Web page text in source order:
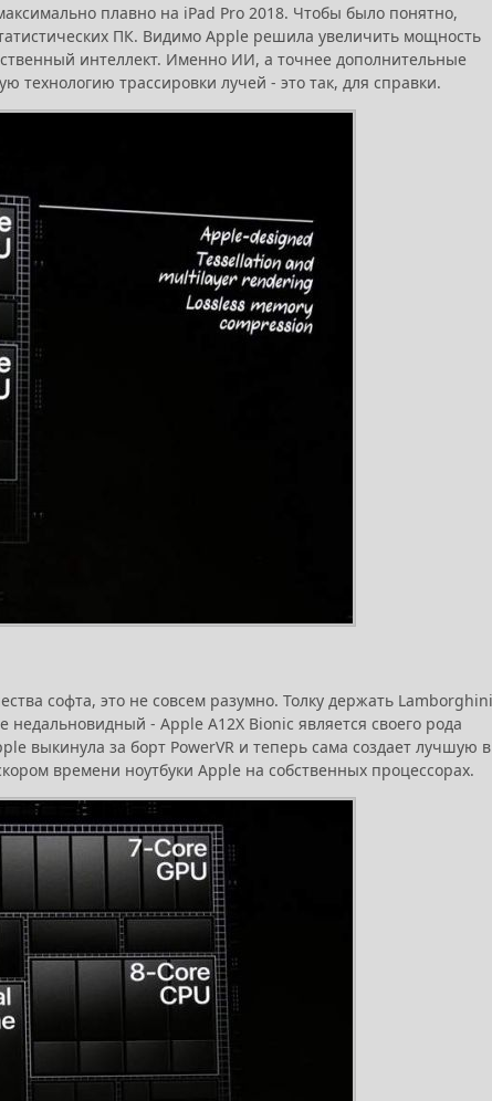
плавно на iPad Pro 2018. Чтобы было понятно,
ПК. Видимо Apple решила увеличить мощность
интеллект. Именно ИИ, а точнее дополнительные
трассировки лучей - это так, для справки.
софта, это не совсем разумно. Толку держать
- Apple A12X Bionic является своего рода
выкинула за борт PowerVR и теперь сама создает лучшую в
времени ноутбуки Apple на собственных процессорах.